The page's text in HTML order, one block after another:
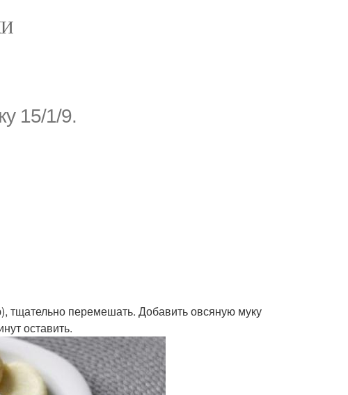
15/1/9.
тщательно перемешать. Добавить овсяную муку
оставить.